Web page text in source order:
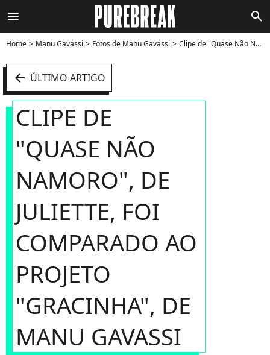
menu search
Home Manu Gavassi Fotos de Manu Gavassi Clipe de "Quase Não Namoro", de Juliette, foi comparado ao projeto "Gracinha", de Manu Gavassi - Foto
arrow_left ÚLTIMO ARTIGO
CLIPE DE
"QUASE NÃO
NAMORO", DE
JULIETTE, FOI
COMPARADO AO
PROJETO
"GRACINHA", DE
MANU GAVASSI